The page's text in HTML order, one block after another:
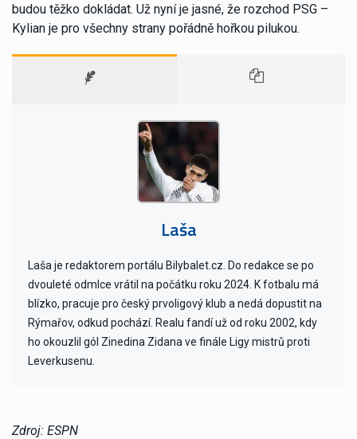
budou těžko dokládat. Už nyní je jasné, že rozchod PSG –
Kylian je pro všechny strany pořádně hořkou pilukou.
Laša
Laša je redaktorem portálu Bilybalet.cz. Do redakce se po
dvouleté odmlce vrátil na počátku roku 2024. K fotbalu má
blízko, pracuje pro český prvoligový klub a nedá dopustit na
Rýmařov, odkud pochází. Realu fandí už od roku 2002, kdy
ho okouzlil gól Zinedina Zidana ve finále Ligy mistrů proti
Leverkusenu.
Zdroj: ESPN